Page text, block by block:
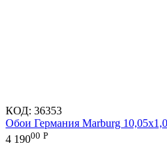
КОД: 36353
Обои Германия Marburg
4 19000 Р